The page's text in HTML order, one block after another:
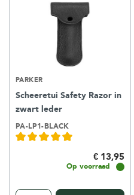
PARKER
Scheeretui Safety Razor in
zwart leder
PA-LP1-BLACK
€ 13,95
Op voorraad